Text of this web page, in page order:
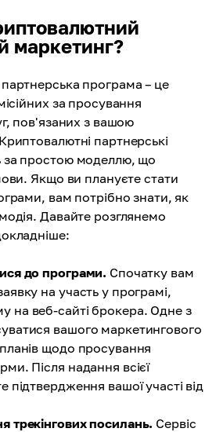
маркетинг?
програма – це
за просування
пов'язаних з вашою
партнерські
простою моделлю, що
Якщо ви плануєте стати
вам потрібно знати, як
Давайте розглянемо
до програми. Спочатку вам
на участь у програмі,
на веб-сайті брокера. Одне з
вашого маркетингового
щодо просування
Після надання всієї
підтвердження вашої участі від
трекінгових посилань. Сервіс